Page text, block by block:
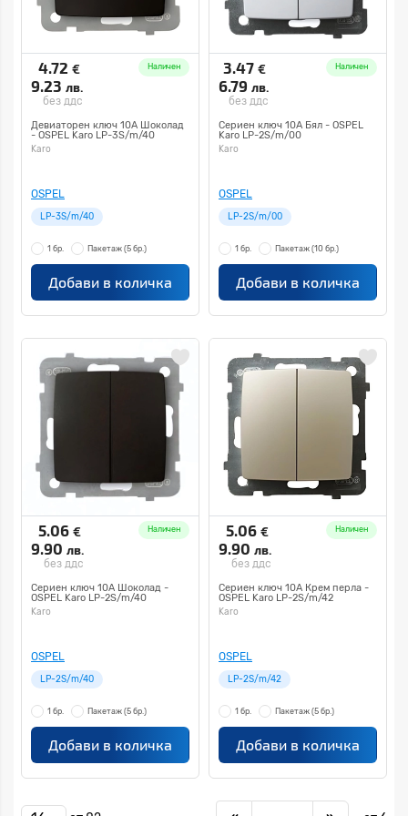
4.72 €
9.23 лв.
без ддс
Наличен
Девиаторен ключ 10А Шоколад
- OSPEL Karo LP-3S/m/40
Karo
OSPEL
LP-3S/m/40
1 бр. Пакетаж (5 бр.)
Добави в количка
3.47 €
6.79 лв.
без ддс
Наличен
Сериен ключ 10А Бял - OSPEL
Karo LP-2S/m/00
Karo
OSPEL
LP-2S/m/00
1 бр. Пакетаж (10 бр.)
Добави в количка
5.06 €
9.90 лв.
без ддс
Наличен
Сериен ключ 10А Шоколад -
OSPEL Karo LP-2S/m/40
Karo
OSPEL
LP-2S/m/40
1 бр. Пакетаж (5 бр.)
Добави в количка
5.06 €
9.90 лв.
без ддс
Наличен
Сериен ключ 10А Крем перла -
OSPEL Karo LP-2S/m/42
Karo
OSPEL
LP-2S/m/42
1 бр. Пакетаж (5 бр.)
Добави в количка